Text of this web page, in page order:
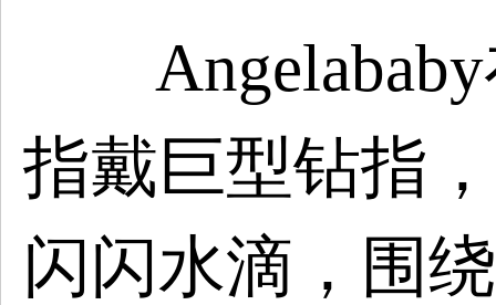
Angelababy
指戴巨型钻指
闪闪水滴，围